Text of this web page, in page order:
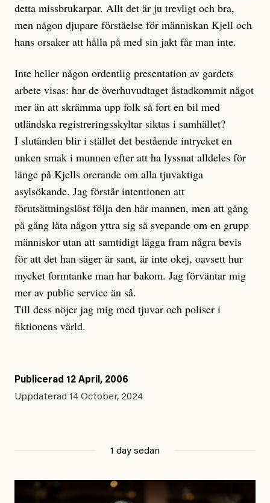
detta missbrukarpar. Allt det är ju trevligt och bra,
men någon djupare förståelse för människan Kjell och
hans orsaker att hålla på med sin jakt får man inte.
Inte heller någon ordentlig presentation av gardets
arbete visas: har de överhuvudtaget åstadkommit något
mer än att skrämma upp folk så fort en bil med
utländska registreringsskyltar siktas i samhället?
I slutänden blir i stället det bestående intrycket en
unken smak i munnen efter att ha lyssnat alldeles för
länge på Kjells orerande om alla tjuvaktiga
asylsökande. Jag förstår intentionen att
förutsättningslöst följa den här mannen, men att gång
på gång låta någon yttra sig så svepande om en grupp
människor utan att samtidigt lägga fram några bevis
för att det han säger är sant, är inte okej, oavsett hur
mycket formtanke man har bakom. Jag förväntar mig
mer av public service än så.
Till dess nöjer jag mig med tjuvar och poliser i
fiktionens värld.
Publicerad 12 April, 2006
Uppdaterad 14 October, 2024
1 day sedan